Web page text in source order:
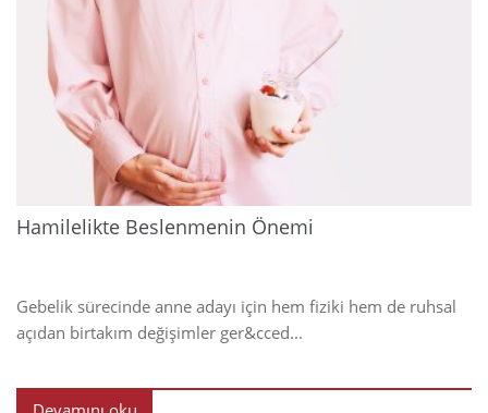
Hamilelikte Beslenmenin Önemi
Gebelik sürecinde anne adayı için hem fiziki hem de ruhsal
açıdan birtakım değişimler ger&cced...